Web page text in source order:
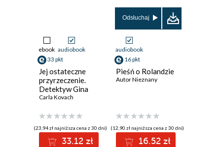
ebook audiobook
33 pkt
Jej ostateczne
przyrzeczenie.
Detektyw Gina
Harte. Tom 12
Carla Kovach
(23,94 zł najniższa cena z 30 dni)
33.12 zł
Odsłuchaj
audiobook
16 pkt
Pieśń o Rolandzie
Autor Nieznany
(12,90 zł najniższa cena z 30 dni)
16.52 zł